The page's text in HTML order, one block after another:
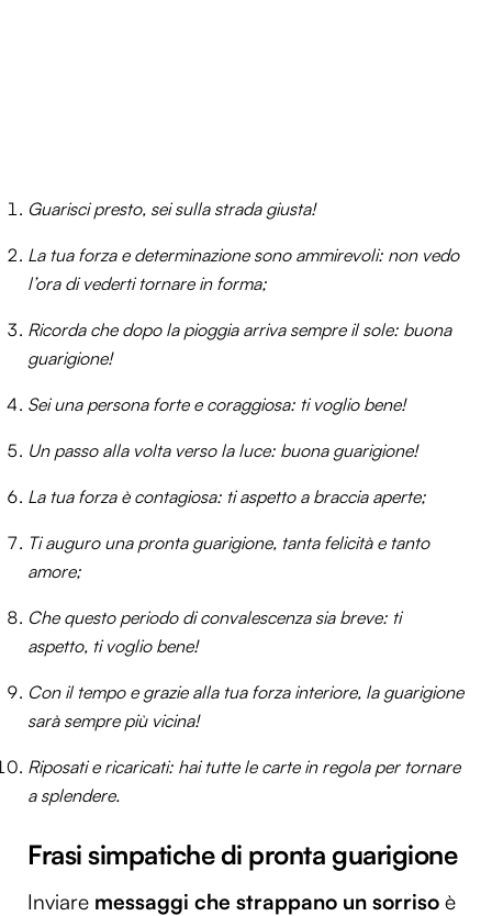
Guarisci presto, sei sulla strada giusta!
La tua forza e determinazione sono ammirevoli: non vedo
l’ora di vederti tornare in forma;
Ricorda che dopo la pioggia arriva sempre il sole: buona
guarigione!
Sei una persona forte e coraggiosa: ti voglio bene!
Un passo alla volta verso la luce: buona guarigione!
La tua forza è contagiosa: ti aspetto a braccia aperte;
Ti auguro una pronta guarigione, tanta felicità e tanto
amore;
Che questo periodo di convalescenza sia breve: ti
aspetto, ti voglio bene!
Con il tempo e grazie alla tua forza interiore, la guarigione
sarà sempre più vicina!
Riposati e ricaricati: hai tutte le carte in regola per tornare
a splendere.
Frasi simpatiche di pronta guarigione
Inviare messaggi che strappano un sorriso è